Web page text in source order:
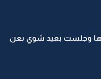
وجلست بعيد شوي ىعن